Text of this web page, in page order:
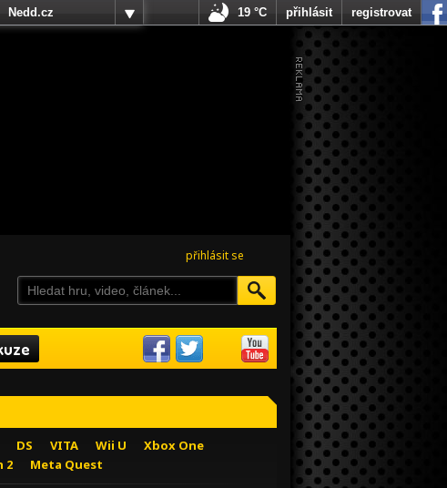
přihlásit se
DS VITA Wii U
Xbox One
2 Meta Quest
Nedd.cz
19 °C přihlásit registrovat